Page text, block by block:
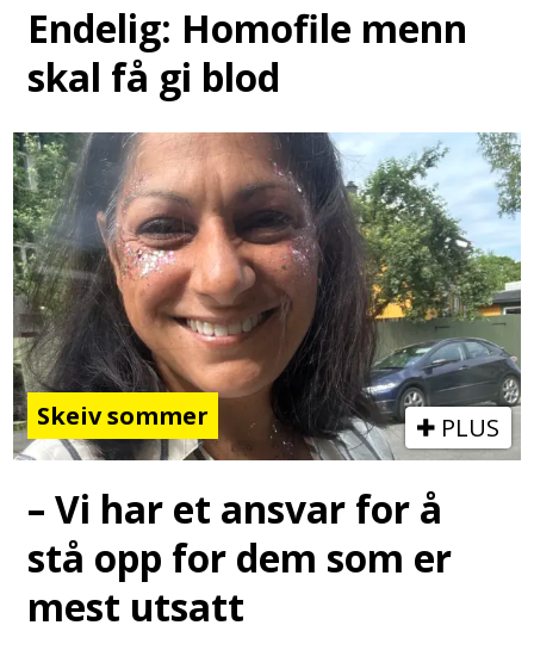
Endelig: Homofile menn
skal få gi blod
Skeiv sommer PLUS
– Vi har et ansvar for å
stå opp for dem som er
mest utsatt